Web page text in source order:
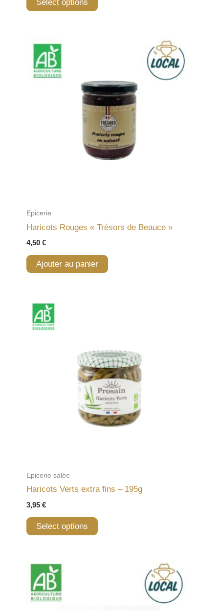
Select options
Epicerie
Haricots Rouges « Trésors de Beauce »
4,50 €
Ajouter au panier
Epicerie salée
Haricots Verts extra fins – 195g
3,95 €
Select options